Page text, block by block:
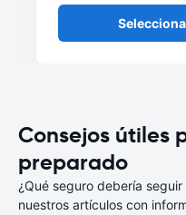
Consejos útiles
preparado
¿Qué seguro debería
nuestros artículos con